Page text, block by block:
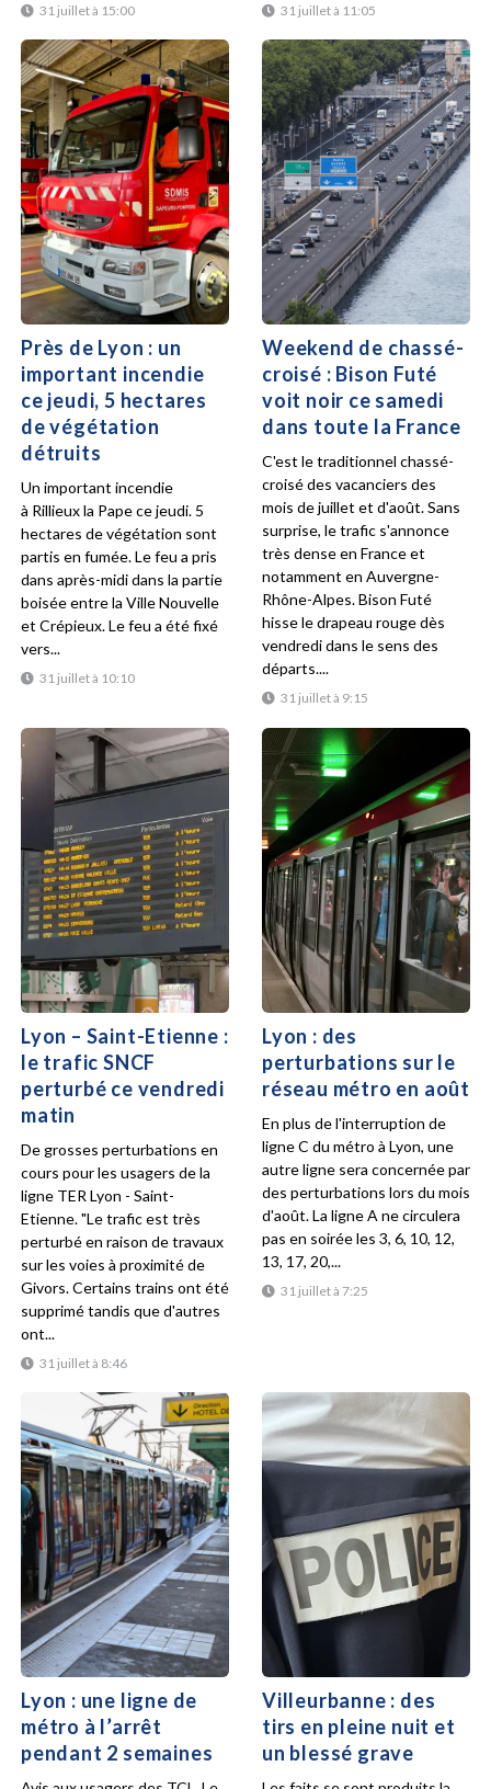
31 juillet à 15:00 31 juillet à 11:05
Près de Lyon : un
important incendie
ce jeudi, 5 hectares
de végétation
détruits
31 juillet à 10:10
Un important incendie
à Rillieux la Pape ce jeudi. 5
hectares de végétation sont
partis en fumée. Le feu a pris
dans après-midi dans la partie
boisée entre la Ville Nouvelle
et Crépieux. Le feu a été fixé
vers...
Weekend de chassé-
croisé : Bison Futé
voit noir ce samedi
dans toute la France
31 juillet à 9:15
C'est le traditionnel chassé-
croisé des vacanciers des
mois de juillet et d'août. Sans
surprise, le trafic s'annonce
très dense en France et
notamment en Auvergne-
Rhône-Alpes. Bison Futé
hisse le drapeau rouge dès
vendredi dans le sens des
départs....
Lyon – Saint-Etienne :
le trafic SNCF
perturbé ce vendredi
matin
31 juillet à 8:46
De grosses perturbations en
cours pour les usagers de la
ligne TER Lyon - Saint-
Etienne. "Le trafic est très
perturbé en raison de travaux
sur les voies à proximité de
Givors. Certains trains ont été
supprimé tandis que d'autres
ont...
Lyon : des
perturbations sur le
réseau métro en août
31 juillet à 7:25
En plus de l'interruption de
ligne C du métro à Lyon, une
autre ligne sera concernée par
des perturbations lors du mois
d'août. La ligne A ne circulera
pas en soirée les 3, 6, 10, 12,
13, 17, 20,...
Lyon : une ligne de
métro à l’arrêt
pendant 2 semaines
Villeurbanne : des
tirs en pleine nuit et
un blessé grave